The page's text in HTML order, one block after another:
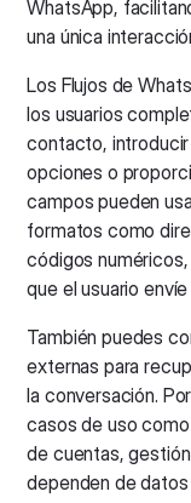
WhatsApp,
una única
Los Flujos de
los usuarios
contacto,
opciones o
campos pueden
formatos como
códigos
que el usuario
También puedes
externas para
la conversación.
casos de uso
de cuentas,
dependen de